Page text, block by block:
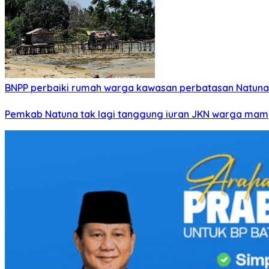
BNPP perbaiki rumah warga kawasan perbatasan Natuna
Pemkab Natuna tak lagi tanggung iuran JKN warga